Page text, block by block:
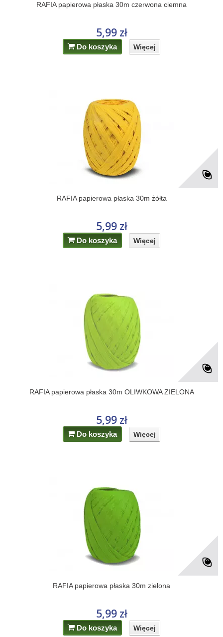
RAFIA papierowa płaska 30m czerwona ciemna
5,99 zł
Do koszyka Więcej
RAFIA papierowa płaska 30m żółta
5,99 zł
Do koszyka Więcej
RAFIA papierowa płaska 30m OLIWKOWA ZIELONA
5,99 zł
Do koszyka Więcej
RAFIA papierowa płaska 30m zielona
5,99 zł
Do koszyka Więcej